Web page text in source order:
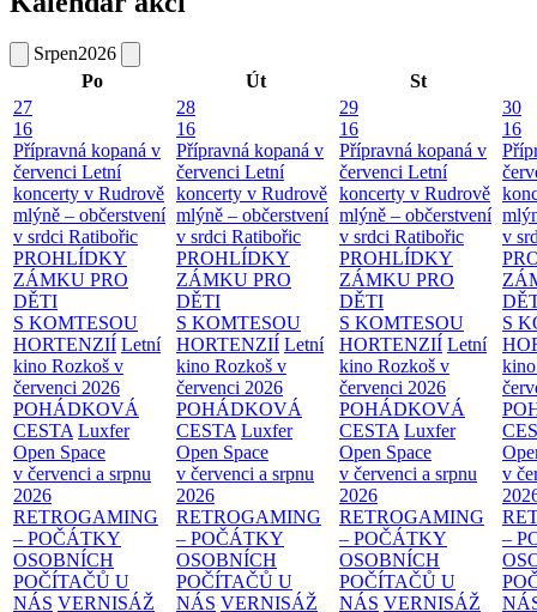
Srpen2026
Po
Út
St
27
16
Přípravná kopaná v
červenci Letní
koncerty v Rudrově
mlýně – občerstvení
v srdci Ratibořic
PROHLÍDKY
ZÁMKU PRO
DĚTI
S KOMTESOU
HORTENZIÍ Letní
kino Rozkoš v
červenci 2026
POHÁDKOVÁ
CESTA Luxfer
Open Space
v červenci a srpnu
2026
RETROGAMING
– POČÁTKY
OSOBNÍCH
POČÍTAČŮ U
NÁS VERNISÁŽ
28
16
Přípravná kopaná v
červenci Letní
koncerty v Rudrově
mlýně – občerstvení
v srdci Ratibořic
PROHLÍDKY
ZÁMKU PRO
DĚTI
S KOMTESOU
HORTENZIÍ Letní
kino Rozkoš v
červenci 2026
POHÁDKOVÁ
CESTA Luxfer
Open Space
v červenci a srpnu
2026
RETROGAMING
– POČÁTKY
OSOBNÍCH
POČÍTAČŮ U
NÁS VERNISÁŽ
29
16
Přípravná kopaná v
červenci Letní
koncerty v Rudrově
mlýně – občerstvení
v srdci Ratibořic
PROHLÍDKY
ZÁMKU PRO
DĚTI
S KOMTESOU
HORTENZIÍ Letní
kino Rozkoš v
červenci 2026
POHÁDKOVÁ
CESTA Luxfer
Open Space
v červenci a srpnu
2026
RETROGAMING
– POČÁTKY
OSOBNÍCH
POČÍTAČŮ U
NÁS VERNISÁŽ
30
16
v
S
v
–